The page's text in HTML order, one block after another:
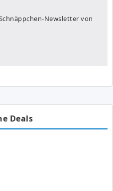
Newsletter von
Deals